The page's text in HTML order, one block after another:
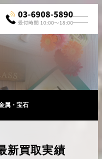
属・宝石
新買取実績